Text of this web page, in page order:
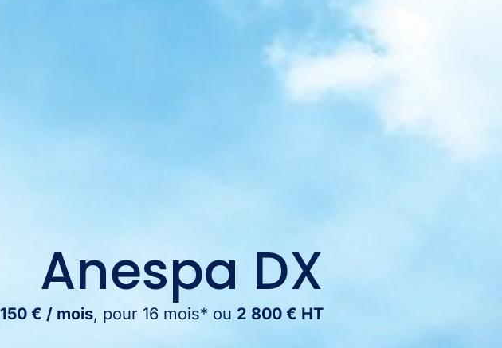
Anespa DX
150 € / mois, pour 16 mois* ou 2 800 € HT